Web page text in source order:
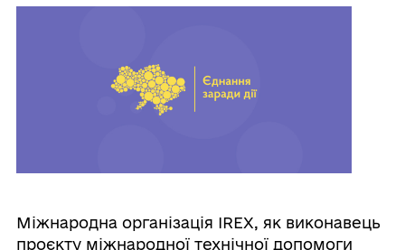
Міжнародна організація IREX, як виконавець
проєкту міжнародної технічної допомоги